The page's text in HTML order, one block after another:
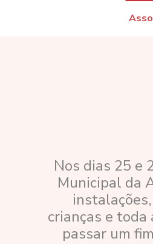
Nos dias 25 e
Municipal da
crianças e
passar um